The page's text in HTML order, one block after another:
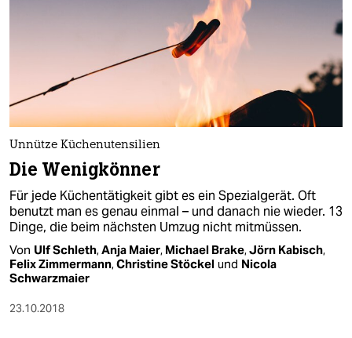
Unnütze Küchenutensilien
Die Wenigkönner
Für jede Küchentätigkeit gibt es ein Spezialgerät. Oft
benutzt man es genau einmal – und danach nie wieder. 13
Dinge, die beim nächsten Umzug nicht mitmüssen.
Von Ulf Schleth,Anja Maier, Michael Brake,Jörn Kabisch,
Felix Zimmermann,Christine Stöckel und Nicola
Schwarzmaier
23.10.2018